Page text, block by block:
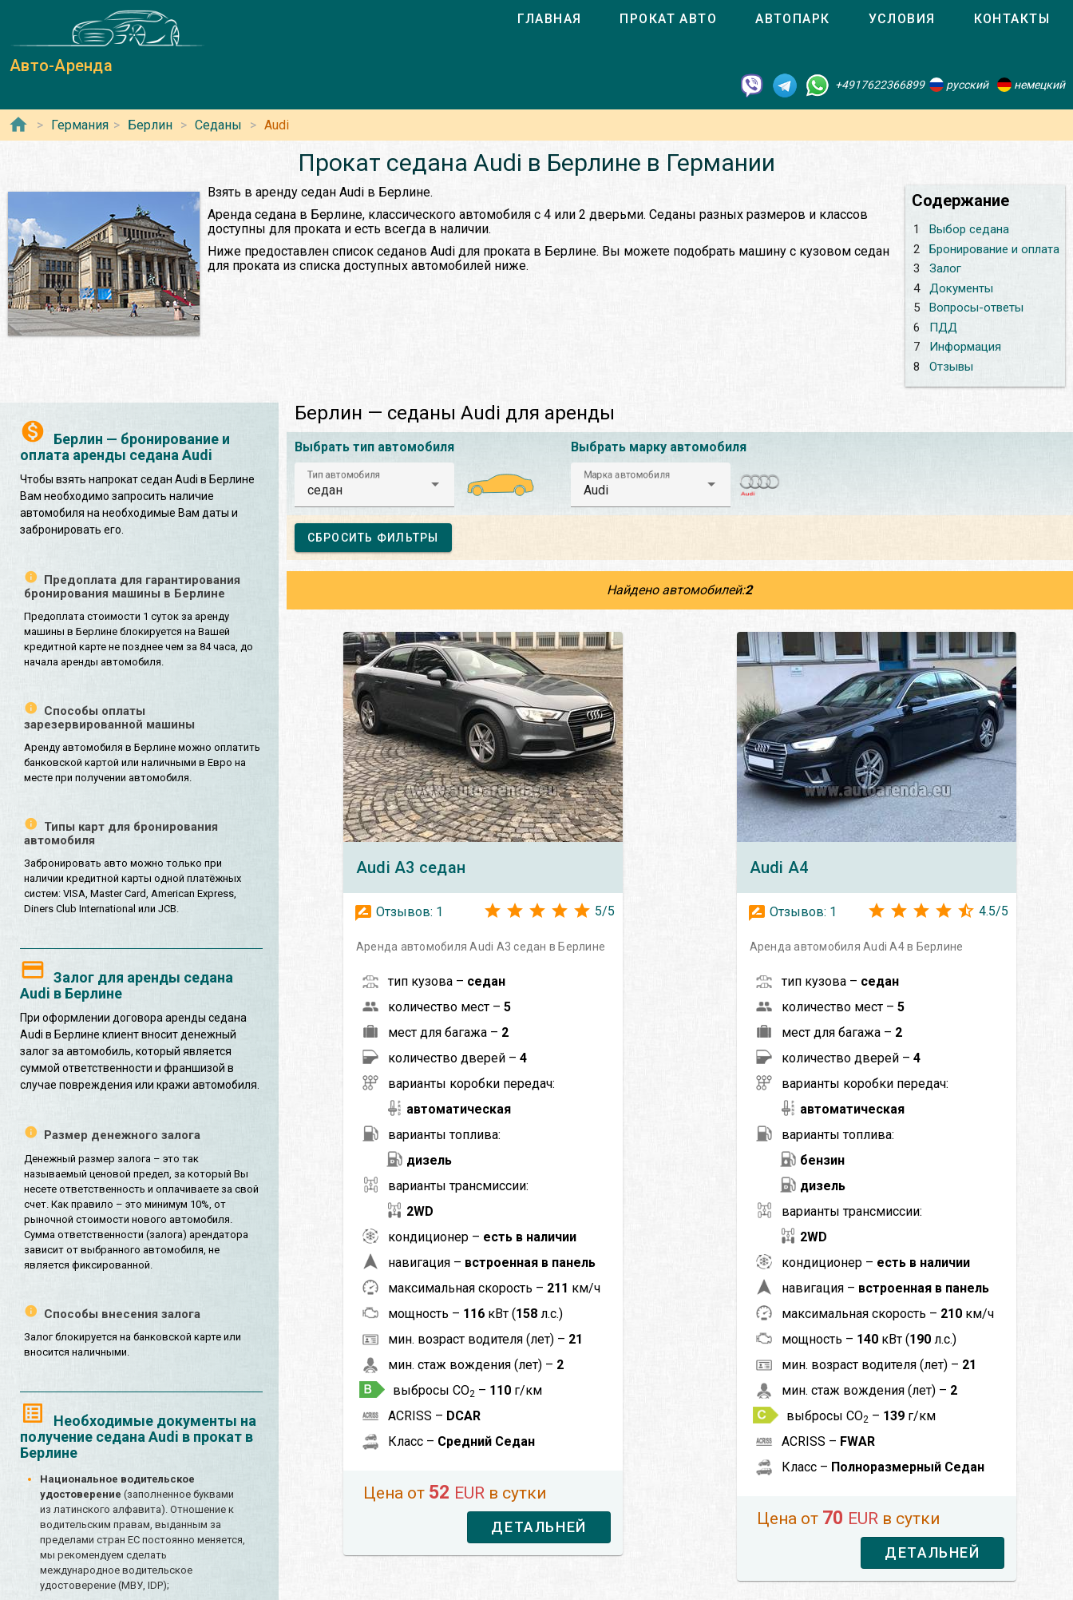
Авто-Аренда
ГЛАВНАЯ ПРОКАТ АВТО АВТОПАРК УСЛОВИЯ КОНТАКТЫ
+4917622366899 русский немецкий
Германия Берлин Седаны Audi
Прокат седана Audi в Берлине в Германии
Содержание
1
Выбор седана
2
Бронирование и оплата
3
Залог
4
Документы
5
Вопросы-ответы
6
ПДД
7
Информация
8
Отзывы
Взять в аренду седан Audi в Берлине.
Аренда седана в Берлине, классического автомобиля с 4 или 2 дверьми. Седаны разных размеров и классов
доступны для проката и есть всегда в наличии.
Ниже предоставлен список седанов Audi для проката в Берлине. Вы можете подобрать машину с кузовом седан
для проката из списка доступных автомобилей ниже.
Берлин — бронирование и
оплата аренды седана Audi
Чтобы взять напрокат седан Audi в Берлине
Вам необходимо запросить наличие
автомобиля на необходимые Вам даты и
забронировать его.
Предоплата для гарантирования
бронирования машины в Берлине
Предоплата стоимости 1 суток за аренду
машины в Берлине блокируется на Вашей
кредитной карте не позднее чем за 84 часа, до
начала аренды автомобиля.
Способы оплаты
зарезервированной машины
Аренду автомобиля в Берлине можно оплатить
банковской картой или наличными в Евро на
месте при получении автомобиля.
Типы карт для бронирования
автомобиля
Забронировать авто можно только при
наличии кредитной карты одной платёжных
систем: VISA, Master Card, American Express,
Diners Club International или JCB.
Залог для аренды седана
Audi в Берлине
При оформлении договора аренды седана
Audi в Берлине клиент вносит денежный
залог за автомобиль, который является
суммой ответственности и франшизой в
случае повреждения или кражи автомобиля.
Размер денежного залога
Денежный размер залога – это так
называемый ценовой предел, за который Вы
несете ответственность и оплачиваете за свой
счет. Как правило – это минимум 10%, от
рыночной стоимости нового автомобиля.
Сумма ответственности (залога) арендатора
зависит от выбранного автомобиля, не
является фиксированной.
Способы внесения залога
Залог блокируется на банковской карте или
вносится наличными.
Необходимые документы на
получение седана Audi в прокат в
Берлине
Национальное водительское
удостоверение (заполненное буквами
из латинского алфавита). Отношение к
водительским правам, выданным за
пределами стран ЕС постоянно меняется,
мы рекомендуем сделать
международное водительское
удостоверение (МВУ, IDP);
Берлин — седаны Audi для аренды
Выбрать тип автомобиля
Тип автомобиля
седан
Выбрать марку автомобиля
Марка автомобиля
Audi
СБРОСИТЬ ФИЛЬТРЫ
Найдено автомобилей:2
Audi A3 седан
Отзывов: 1 5/5
Аренда автомобиля Audi A3 седан в Берлине
тип кузова – седан
количество мест – 5
мест для багажа – 2
количество дверей – 4
варианты коробки передач:
автоматическая
варианты топлива:
дизель
варианты трансмиссии:
2WD
кондиционер – есть в наличии
навигация – встроенная в панель
максимальная скорость – 211 км/ч
мощность – 116 кВт (158л.с.)
мин. возраст водителя (лет) – 21
мин. стаж вождения (лет) – 2
выбросы CO2 – 110 г/км
ACRISS – DCAR
Класс – Средний Седан
Цена от 52 EUR в сутки
ДЕТАЛЬНЕЙ
Audi A4
Отзывов: 1 4.5/5
Аренда автомобиля Audi A4 в Берлине
тип кузова – седан
количество мест – 5
мест для багажа – 2
количество дверей – 4
варианты коробки передач:
автоматическая
варианты топлива:
бензин
дизель
варианты трансмиссии:
2WD
кондиционер – есть в наличии
навигация – встроенная в панель
максимальная скорость – 210 км/ч
мощность – 140 кВт (190л.с.)
мин. возраст водителя (лет) – 21
мин. стаж вождения (лет) – 2
выбросы CO2 – 139 г/км
ACRISS – FWAR
Класс – Полноразмерный Седан
Цена от 70 EUR в сутки
ДЕТАЛЬНЕЙ